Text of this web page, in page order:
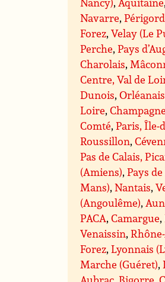
Navarre,Périgord
Forez,Velay (Le
Perche,Pays
Charolais,
Centre, Val de
Dunois,Orléanais
Loire,
Comté,Paris, Île-
Roussillon,
Pas de Calais,
(Amiens),Pays
Mans),Nantais,
(Angoulême),
PACA,Camargue,
Venaissin,
Forez,Lyonnais
Marche (Guéret),